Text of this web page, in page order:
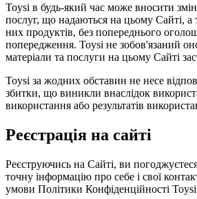
Toysi в будь-який час може вносити
послуг, що надаються на цьому Сайті, а
них продуктів, без попереднього
попередження. Toysi не зобов'язаний
матеріали та послуги на цьому Сайті
Toysi за жодних обставин не несе
збитки, що виникли внаслідок
використання або результатів
Реєстрація на сайті
Реєструючись на Сайті, ви
точну інформацію про себе і свої
умови Політики Конфіденційності Toysi